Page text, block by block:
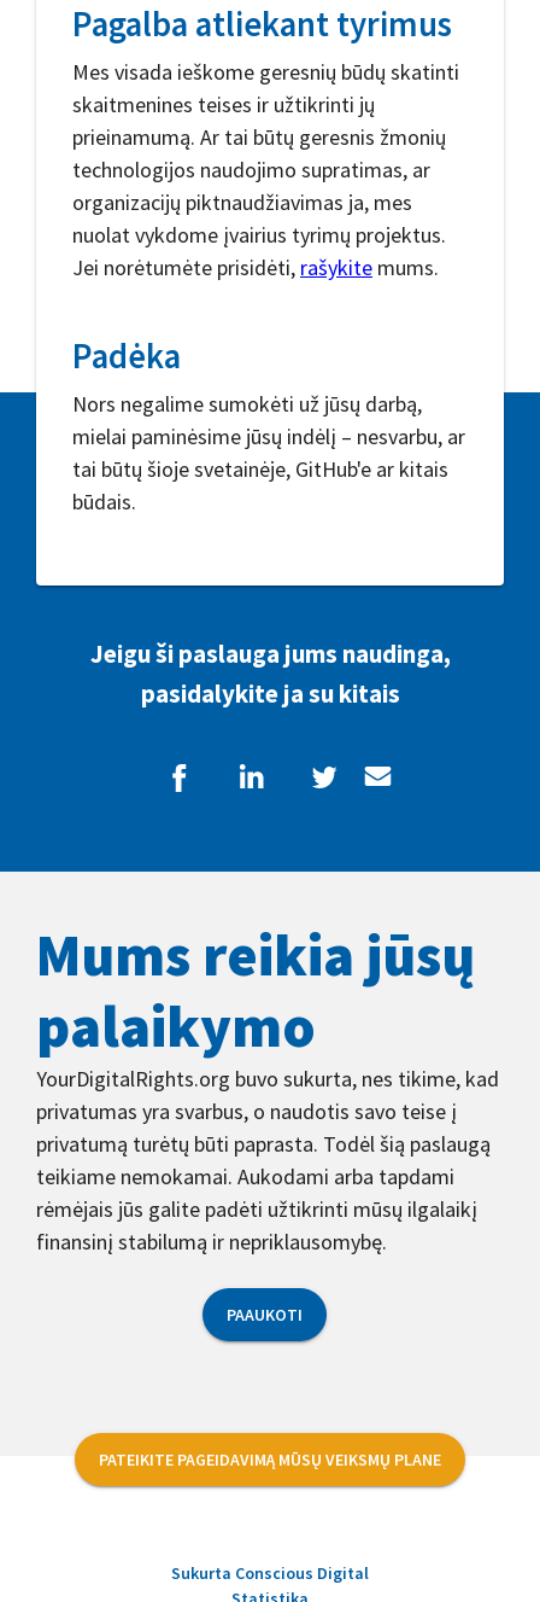
Pagalba atliekant tyrimus
Mes visada ieškome geresnių būdų skatinti
skaitmenines teises ir užtikrinti jų
prieinamumą. Ar tai būtų geresnis žmonių
technologijos naudojimo supratimas, ar
organizacijų piktnaudžiavimas ja, mes
nuolat vykdome įvairius tyrimų projektus.
Jei norėtumėte prisidėti, rašykite mums.
Padėka
Nors negalime sumokėti už jūsų darbą,
mielai paminėsime jūsų indėlį – nesvarbu, ar
tai būtų šioje svetainėje, GitHub'e ar kitais
būdais.
Jeigu ši paslauga jums naudinga,
pasidalykite ja su kitais
Mums reikia jūsų
palaikymo
YourDigitalRights.org buvo sukurta, nes tikime, kad
privatumas yra svarbus, o naudotis savo teise į
privatumą turėtų būti paprasta. Todėl šią paslaugą
teikiame nemokamai. Aukodami arba tapdami
rėmėjais jūs galite padėti užtikrinti mūsų ilgalaikį
finansinį stabilumą ir nepriklausomybę.
PAAUKOTI
PATEIKITE PAGEIDAVIMĄ MŪSŲ VEIKSMŲ PLANE
Sukurta Conscious Digital